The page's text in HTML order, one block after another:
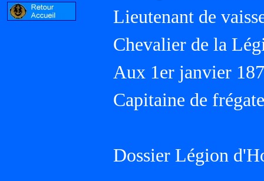
Lieutenant de
Chevalier de la
Aux 1er janvier
Capitaine de
Dossier Légion